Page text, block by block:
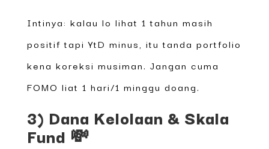
Intinya: kalau lo lihat 1 tahun masih
positif tapi YtD minus, itu tanda portfolio
kena koreksi musiman. Jangan cuma
FOMO liat 1 hari/1 minggu doang.
3) Dana Kelolaan & Skala
Fund 💸